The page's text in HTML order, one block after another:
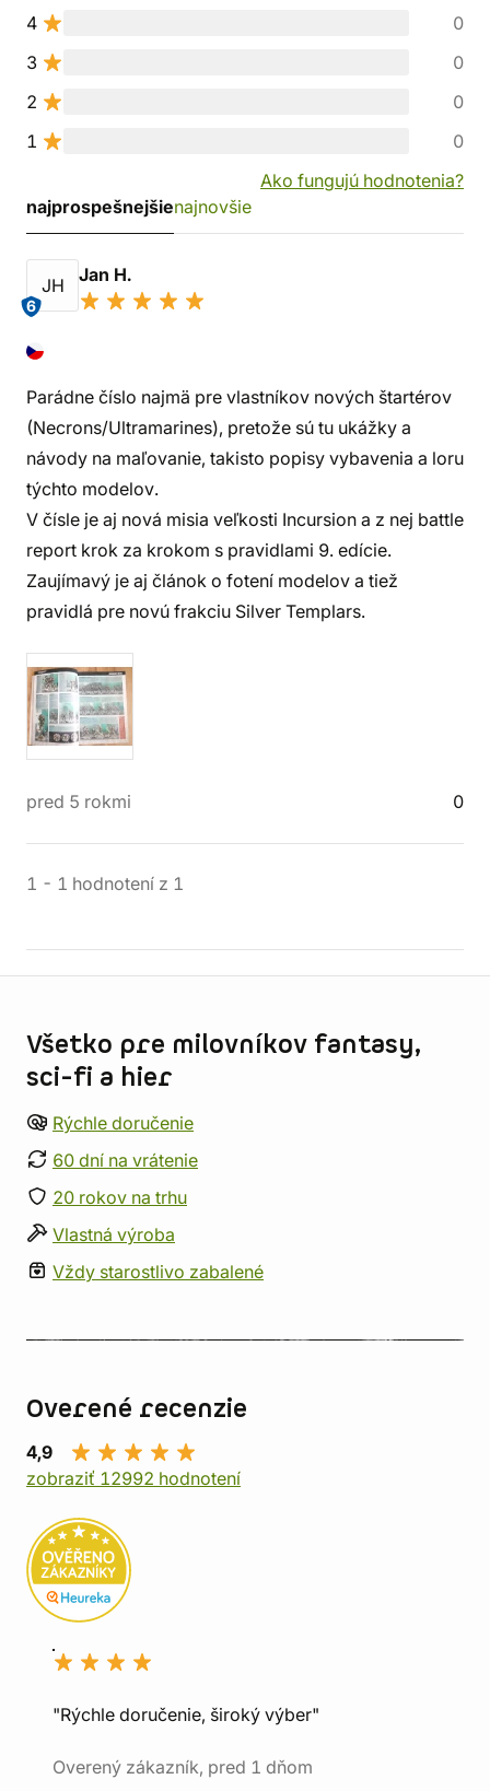
4
0
3
0
2
0
1
0
Ako fungujú hodnotenia?
najprospešnejšienajnovšie
JH
6
Jan H.
Parádne číslo najmä pre vlastníkov nových štartérov
(Necrons/Ultramarines), pretože sú tu ukážky a
návody na maľovanie, takisto popisy vybavenia a loru
týchto modelov.
V čísle je aj nová misia veľkosti Incursion a z nej battle
report krok za krokom s pravidlami 9. edície.
Zaujímavý je aj článok o fotení modelov a tiež
pravidlá pre novú frakciu Silver Templars.
pred 5 rokmi 0
1 - 1 hodnotení z 1
Všetko pre milovníkov fantasy,
sci-fi a hier
Rýchle doručenie
60 dní na vrátenie
20 rokov na trhu
Vlastná výroba
Vždy starostlivo zabalené
Overené recenzie
4,9
zobraziť 12992 hodnotení
"Rýchle doručenie, široký výber"
Overený zákazník, pred 1 dňom